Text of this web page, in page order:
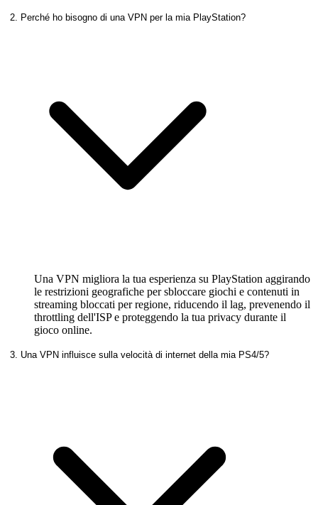
2. Perché ho bisogno di una VPN per la mia PlayStation?
Una VPN migliora la tua esperienza su PlayStation aggirando
le restrizioni geografiche per sbloccare giochi e contenuti in
streaming bloccati per regione, riducendo il lag, prevenendo il
throttling dell'ISP e proteggendo la tua privacy durante il
gioco online.
3. Una VPN influisce sulla velocità di internet della mia PS4/5?